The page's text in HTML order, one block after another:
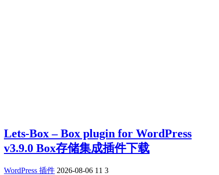
Lets-Box – Box plugin for WordPress
v3.9.0 Box存储集成插件下载
WordPress 插件 2026-08-06 11 3